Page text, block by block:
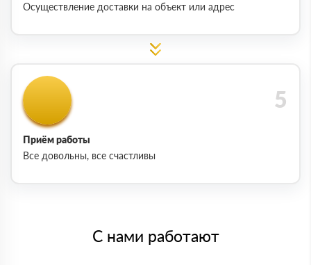
Осуществление доставки на объект или адрес
Приём работы
Все довольны, все счастливы
С нами работают